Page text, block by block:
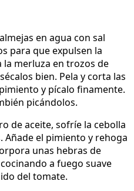
en agua con sal
para que expulsen la
merluza en trozos de
bien. Pela y corta las
y pícalo finamente.
picándolos.
de aceite, sofríe la cebolla
Añade el pimiento y rehoga
unas hebras de
a fuego suave
del tomate.